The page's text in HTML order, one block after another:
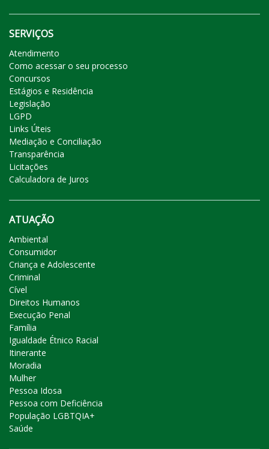
SERVIÇOS
Atendimento
Como acessar o seu processo
Concursos
Estágios e Residência
Legislação
LGPD
Links Úteis
Mediação e Conciliação
Transparência
Licitações
Calculadora de Juros
ATUAÇÃO
Ambiental
Consumidor
Criança e Adolescente
Criminal
Cível
Direitos Humanos
Execução Penal
Família
Igualdade Étnico Racial
Itinerante
Moradia
Mulher
Pessoa Idosa
Pessoa com Deficiência
População LGBTQIA+
Saúde